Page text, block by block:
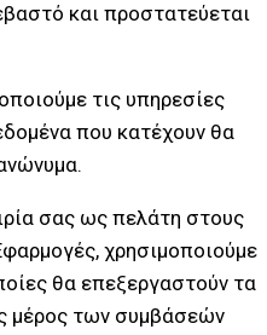
και προστατεύεται
τις υπηρεσίες
που κατέχουν θα
σας ως πελάτη στους
χρησιμοποιούμε
θα επεξεργαστούν τα
μέρος των συμβάσεών